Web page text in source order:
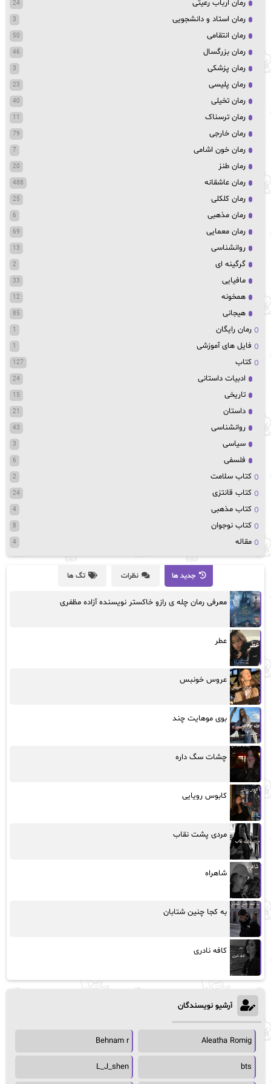
رمان ارباب رعیتی 24
رمان استاد و دانشجویی 3
رمان انتقامی 50
رمان بزرگسال 46
رمان پزشکی 3
رمان پلیسی 23
رمان تخیلی 40
رمان ترسناک 11
رمان خارجی 79
رمان خون اشامی 7
رمان طنز 20
رمان عاشقانه 488
رمان کلکلی 25
رمان مذهبی 6
رمان معمایی 69
روانشناسی 13
گرگینه ای 2
مافیایی 33
همخونه 12
هیجانی 85
رمان رایگان 1
فایل های آموزشی 1
کتاب 127
ادبیات داستانی 24
تاریخی 15
داستان 21
روانشناسی 43
سیاسی 3
فلسفی 6
کتاب سلامت 2
کتاب قانتزی 24
کتاب مذهبی 4
کتاب نوجوان 8
مقاله 4
جدید ها نظرات تگ ها
معرفی رمان چله ی رازو خاکستر نویسنده آزاده مظفری
عطر
عروس خونبس
بوی موهایت چند
چشات سگ داره
کابوس رویایی
مردی پشت نقاب
شاهراه
به کجا چنین شتابان
کافه نادری
آرشیو نویسندگان
Aleatha Romig
Behnam r
bts
L_J_shen